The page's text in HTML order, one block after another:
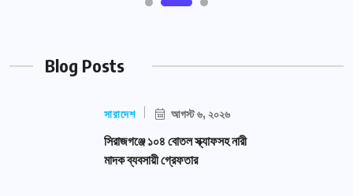
Blog Posts
সারাদেশ আগস্ট ৬, ২০২৬
সিরাজগঞ্জে ১০৪ বোতল স্ক্যাফসহ নারী
মাদক ব্যবসায়ী গ্রেফতার